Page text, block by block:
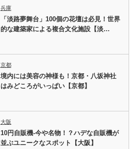
兵庫
「淡路夢舞台」100個の花壇は必見！世界
的な建築家による複合文化施設【淡…
京都
境内には美容の神様も！京都・八坂神社
はみどころがいっぱい【京都】
大阪
10円自販機-今や名物！？ハデな自販機が
並ぶユニークなスポット【大阪】